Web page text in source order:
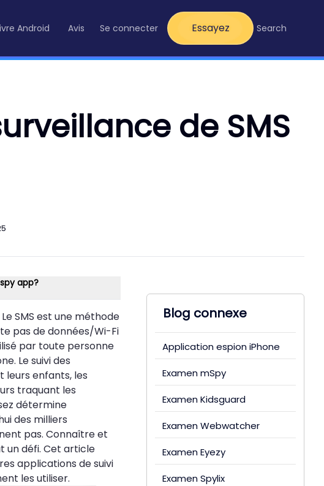
Android Avis Se connecter Essayez Search
de SMS
app?
SMS est une méthode
pas de données/Wi-Fi
par toute personne
Le suivi des
leurs enfants, les
traquant les
détermine
des milliers
pas. Connaître et
un défi. Cet article
applications de suivi
les utiliser.
Blog connexe
Application espion iPhone
Examen mSpy
Examen Kidsguard
Examen Webwatcher
Examen Eyezy
Examen Spylix